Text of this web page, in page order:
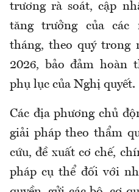
trương rà soát, cập
tăng trưởng của các
tháng, theo quý trong
2026, bảo đảm hoàn
phụ lục của Nghị quyết.
Các địa phương chủ
giải pháp theo thẩm
cứu, đề xuất cơ chế,
pháp cụ thể đối với